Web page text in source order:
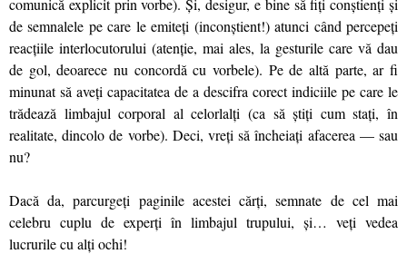
comunică explicit prin vorbe). Şi, desigur, e bine să fiţi conştienţi şi
de semnalele pe care le emiteţi (inconştient!) atunci când percepeţi
reacţiile interlocutorului (atenţie, mai ales, la gesturile care vă dau
de gol, deoarece nu concordă cu vorbele). Pe de altă parte, ar fi
minunat să aveţi capacitatea de a descifra corect indiciile pe care le
trădează limbajul corporal al celorlalţi (ca să ştiţi cum staţi, în
realitate, dincolo de vorbe). Deci, vreţi să încheiaţi afacerea — sau
nu?
Dacă da, parcurgeţi paginile acestei cărţi, semnate de cel mai
celebru cuplu de experţi în limbajul trupului, şi… veţi vedea
lucrurile cu alţi ochi!